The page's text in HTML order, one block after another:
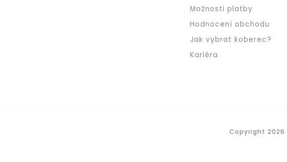
Možnosti platby
Hodnocení obchodu
Jak vybrat koberec?
Kariéra
Copyright 2026